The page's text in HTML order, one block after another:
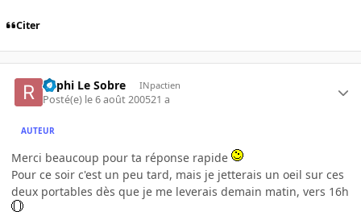
Citer
Raphi Le Sobre INpactien
Posté(e) le 6 août 200521 a
AUTEUR
Merci beaucoup pour ta réponse rapide
Pour ce soir c'est un peu tard, mais je jetterais un oeil sur ces
deux portables dès que je me leverais demain matin, vers 16h